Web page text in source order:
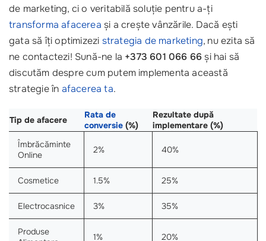
de marketing, ci o veritabilă soluție pentru a-ți
transforma afacerea și a crește vânzările. Dacă ești
gata să îți optimizezi strategia de marketing, nu ezita să
ne contactezi! Sună-ne la +373 601 066 66și hai să
discutăm despre cum putem implementa această
strategie în afacerea ta.
Tip de afacere
Rata de
conversie (%)
Rezultate după
implementare (%)
Îmbrăcăminte
Online
2% 40%
Cosmetice 1.5% 25%
Electrocasnice 3% 35%
Produse
1% 20%